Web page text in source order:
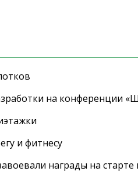
на конференции
и фитнесу
награды на старте